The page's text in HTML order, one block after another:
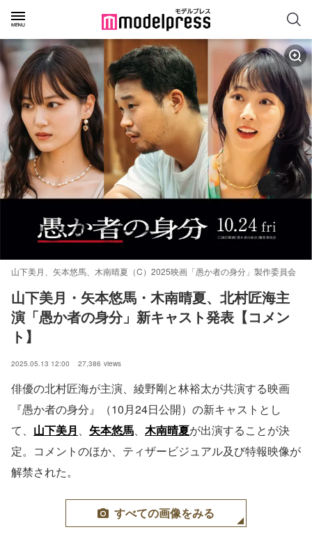
山下美月、矢本悠馬、木南晴夏（C）2025映画「愚か者の身分」製作委員会
山下美月・矢本悠馬・木南晴夏、北村匠海主
演「愚か者の身分」新キャスト発表【コメン
ト】
2025.05.13 12:00 27,386 views
俳優の北村匠海が主演、綾野剛と林裕太が共演する映画
『愚か者の身分』（10月24日公開）の新キャストとし
て、 山下美月、 矢本悠馬、 木南晴夏が出演することが決
定。コメントのほか、ティザービジュアル及び特報映像が
解禁された。
すべての画像をみる